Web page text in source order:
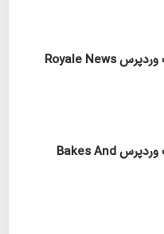
دانلود رایگان قالب وردپرس Royale News
دانلود رایگان قالب وردپرس Bakes And